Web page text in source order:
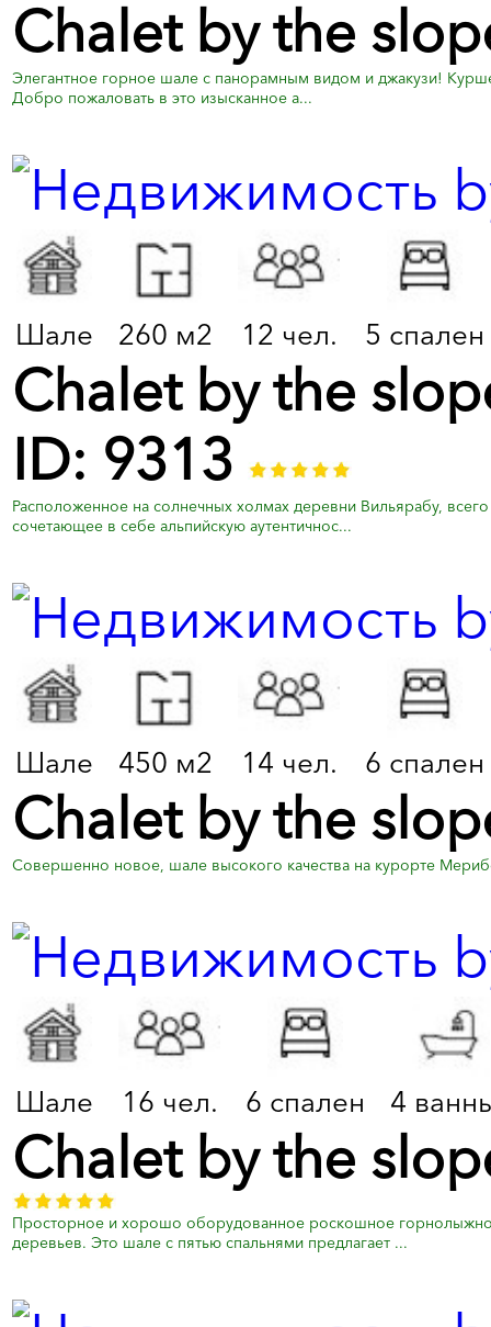
Chalet by the
Элегантное горное шале с панорамным видом и джакузи!
Добро пожаловать в это изысканное а...
Шале 260 м2 12 чел. 5 спален
Chalet by the
ID: 9313
Расположенное на солнечных холмах деревни Вильярабу,
сочетающее в себе альпийскую аутентичнос...
Шале 450 м2 14 чел. 6 спален
Chalet by the
Совершенно новое, шале высокого качества на курорте
Шале 16 чел. 6 спален 4
Chalet by the
Просторное и хорошо оборудованное роскошное
деревьев. Это шале с пятью спальнями предлагает ...